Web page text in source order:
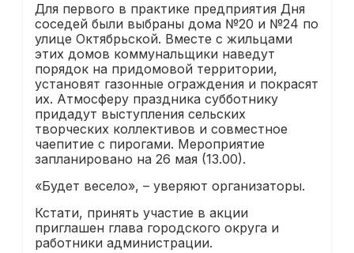
Для первого в практике предприятия Дня
соседей были выбраны дома №20 и №24 по
улице Октябрьской. Вместе с жильцами
этих домов коммунальщики наведут
порядок на придомовой территории,
установят газонные ограждения и покрасят
их. Атмосферу праздника субботнику
придадут выступления сельских
творческих коллективов и совместное
чаепитие с пирогами. Мероприятие
запланировано на 26 мая (13.00).
«Будет весело», – уверяют организаторы.
Кстати, принять участие в акции
приглашен глава городского округа и
работники администрации.